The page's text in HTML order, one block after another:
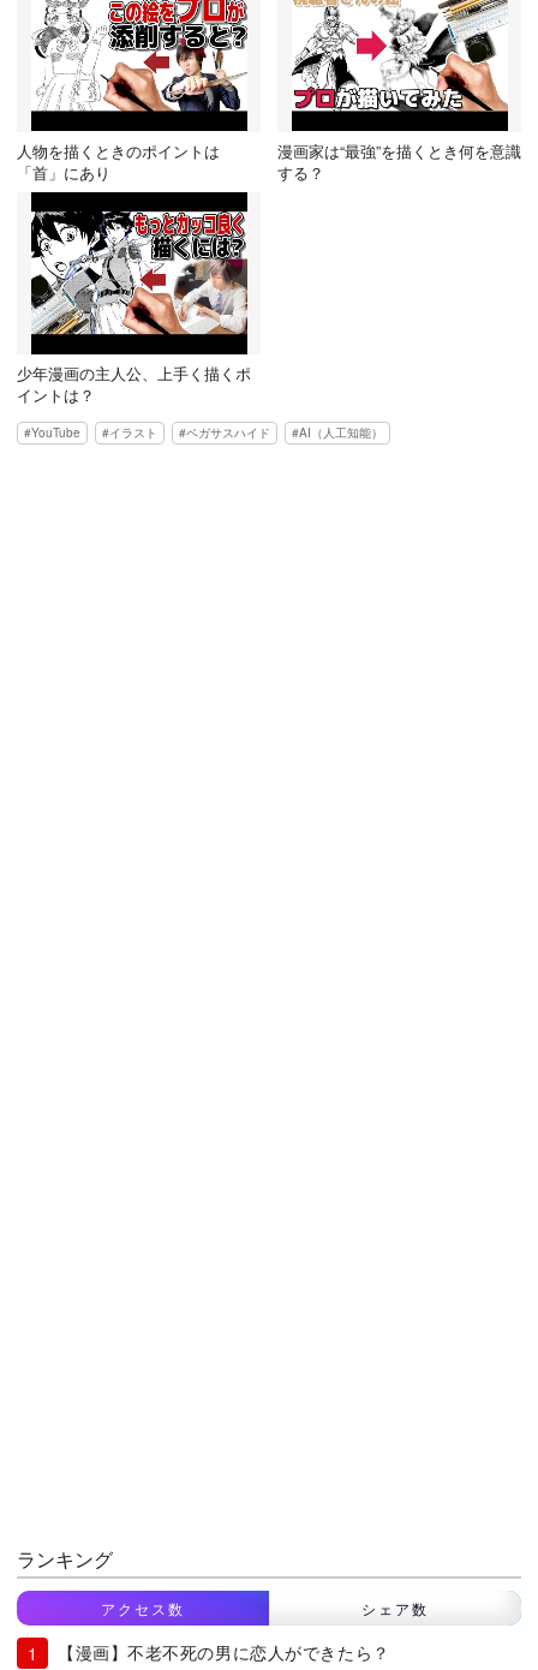
人物を描くときのポイントは
「首」にあり
漫画家は“最強”を描くとき何を意識
する？
少年漫画の主人公、上手く描くポ
イントは？
YouTube イラスト ペガサスハイド AI（人工知能）
ランキング
アクセス数 シェア数
【漫画】不老不死の男に恋人ができたら？